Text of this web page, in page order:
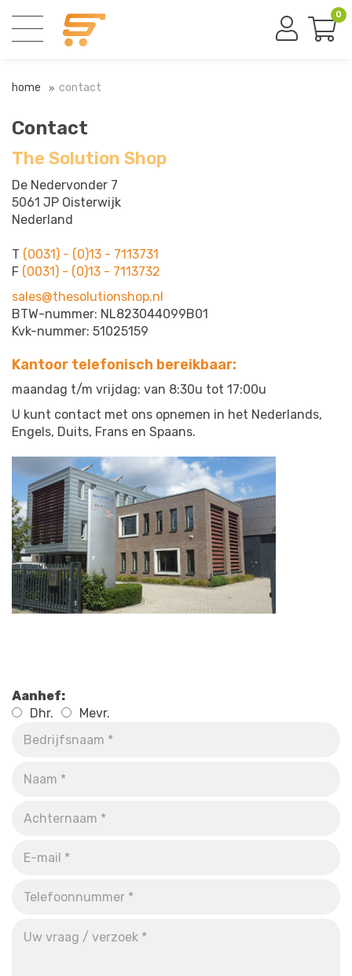
0
home contact
Contact
The Solution Shop
De Nedervonder 7
5061 JP Oisterwijk
Nederland
T (0031) - (0)13 - 7113731
F (0031) - (0)13 - 7113732
sales@thesolutionshop.nl
BTW-nummer: NL823044099B01
Kvk-nummer: 51025159
Kantoor telefonisch bereikbaar:
maandag t/m vrijdag: van 8:30u tot 17:00u
U kunt contact met ons opnemen in het Nederlands,
Engels, Duits, Frans en Spaans.
Aanhef:
Dhr.
Mevr.